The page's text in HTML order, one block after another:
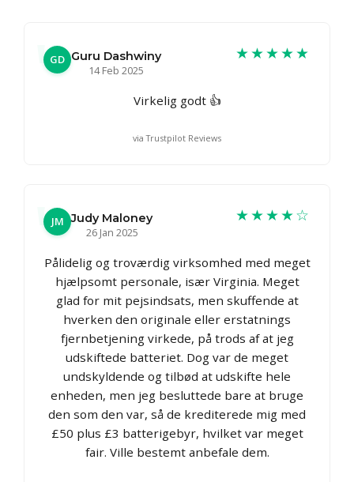
GD Guru Dashwiny
14 Feb 2025
★★★★★
Virkelig godt 👍
via Trustpilot Reviews
JM Judy Maloney
26 Jan 2025
★★★★☆
Pålidelig og troværdig virksomhed med meget
hjælpsomt personale, især Virginia. Meget
glad for mit pejsindsats, men skuffende at
hverken den originale eller erstatnings
fjernbetjening virkede, på trods af at jeg
udskiftede batteriet. Dog var de meget
undskyldende og tilbød at udskifte hele
enheden, men jeg besluttede bare at bruge
den som den var, så de krediterede mig med
£50 plus £3 batterigebyr, hvilket var meget
fair. Ville bestemt anbefale dem.